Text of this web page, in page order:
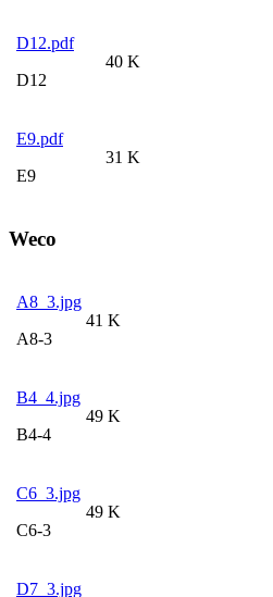
D12.pdf
D12
40 K
E9.pdf
E9
31 K
Weco
A8_3.jpg
A8-3
41 K
B4_4.jpg
B4-4
49 K
C6_3.jpg
C6-3
49 K
D7_3.jpg